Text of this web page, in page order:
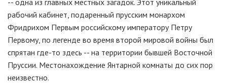
-- одна из главных местных загадок. Этот уникальный
рабочий кабинет, подаренный прусским монархом
Фридрихом Первым российскому императору Петру
Первому, по легенде во время второй мировой войны был
спрятан где-то здесь -- на территории бывшей Восточной
Пруссии. Местонахождение Янтарной комнаты до сих пор
неизвестно.